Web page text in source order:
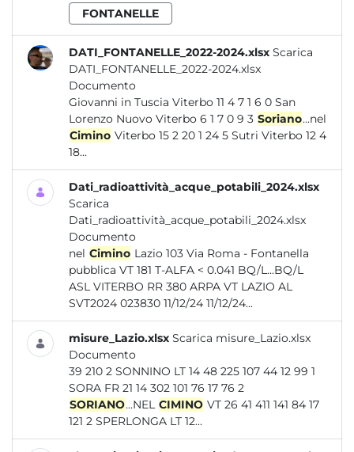
FONTANELLE
DATI_FONTANELLE_2022-2024.xlsx Scarica
DATI_FONTANELLE_2022-2024.xlsx
Documento
Giovanni in Tuscia Viterbo 11 4 7 1 6 0 San
Lorenzo Nuovo Viterbo 6 1 7 0 9 3 Soriano...nel
Cimino Viterbo 15 2 20 1 24 5 Sutri Viterbo 12 4
18...
Dati_radioattività_acque_potabili_2024.xlsx
Scarica
Dati_radioattività_acque_potabili_2024.xlsx
Documento
nel Cimino Lazio 103 Via Roma - Fontanella
pubblica VT 181 T-ALFA < 0.041 BQ/L...BQ/L
ASL VITERBO RR 380 ARPA VT LAZIO AL
SVT2024 023830 11/12/24 11/12/24...
misure_Lazio.xlsx Scarica misure_Lazio.xlsx
Documento
39 210 2 SONNINO LT 14 48 225 107 44 12 99 1
SORA FR 21 14 302 101 76 17 76 2
SORIANO...NEL CIMINO VT 26 41 411 141 84 17
121 2 SPERLONGA LT 12...